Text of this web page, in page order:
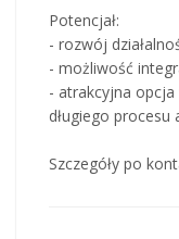
Potencjał:
- rozwój
- możliwość
- atrakcyjna
długiego
Szczegóły po